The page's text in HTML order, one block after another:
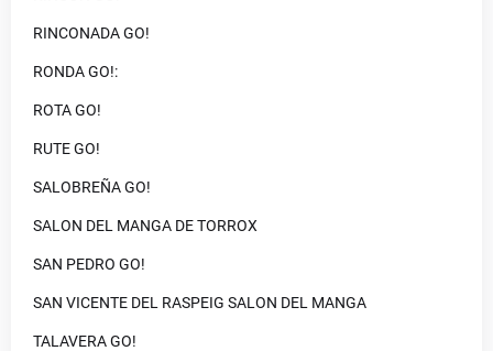
RINCONADA GO!
RONDA GO!:
ROTA GO!
RUTE GO!
SALOBREÑA GO!
SALON DEL MANGA DE TORROX
SAN PEDRO GO!
SAN VICENTE DEL RASPEIG SALON DEL MANGA
TALAVERA GO!